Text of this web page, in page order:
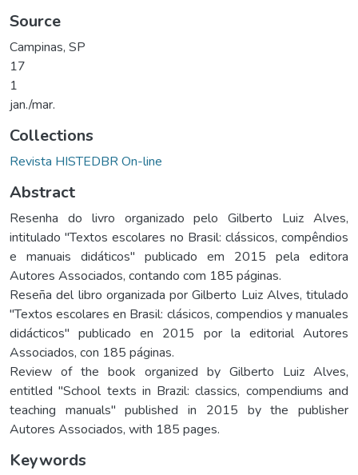
Source
Campinas, SP
17
1
jan./mar.
Collections
Revista HISTEDBR On-line
Abstract
Resenha do livro organizado pelo Gilberto Luiz Alves,
intitulado "Textos escolares no Brasil: clássicos, compêndios
e manuais didáticos" publicado em 2015 pela editora
Autores Associados, contando com 185 páginas.
Reseña del libro organizada por Gilberto Luiz Alves, titulado
"Textos escolares en Brasil: clásicos, compendios y manuales
didácticos" publicado en 2015 por la editorial Autores
Associados, con 185 páginas.
Review of the book organized by Gilberto Luiz Alves,
entitled "School texts in Brazil: classics, compendiums and
teaching manuals" published in 2015 by the publisher
Autores Associados, with 185 pages.
Keywords